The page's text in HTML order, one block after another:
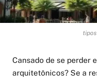
Cansado de se perder
arquitetônicos? Se a